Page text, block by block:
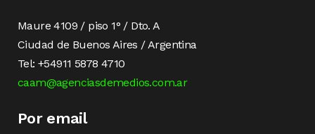
Maure 4109 / piso 1° / Dto. A
Ciudad de Buenos Aires / Argentina
Tel: +54911 5878 4710
caam@agenciasdemedios.com.ar
Por email